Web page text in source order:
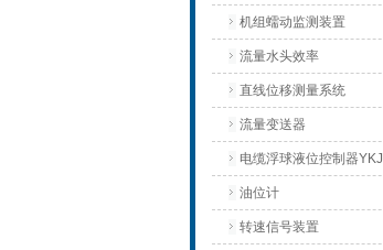
机组蠕动监测装置
流量水头效率
直线位移测量系统
流量变送器
电缆浮球液位控制器YKJ
油位计
转速信号装置